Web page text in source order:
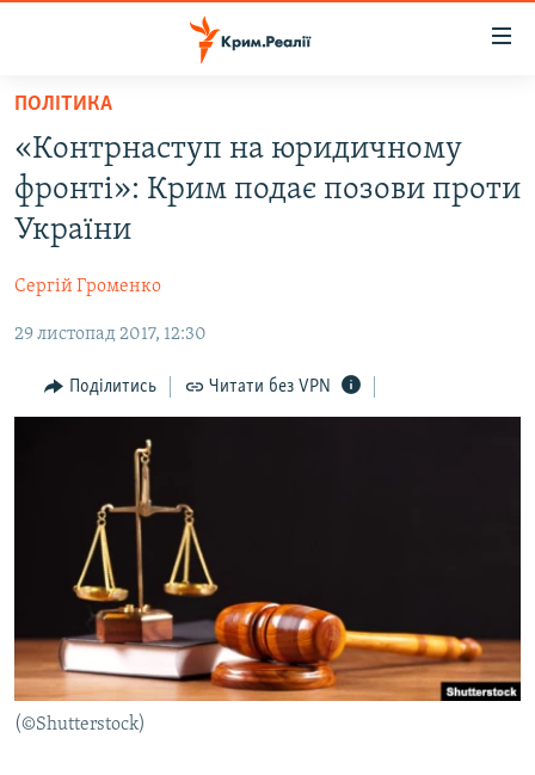
Перейти
основного
матеріалу
Перейти
до
основної
навігації
Перейти
пошуку
ВОДА.КРИМ
ВІДЕО ТА ФОТО
БЛОГИ
ПОГЛЯД
ІНТЕРВ'Ю
СПЕЦПРОЕКТИ
ДЕПОРТАЦІЯ
ВІДЕОУРОКИ «ELIFBE»
СВІДЧЕННЯ ОКУПАЦІЇ
УКРАЇНСЬКА ПРОБЛЕМА КРИМУ
ІНФОГРАФІКА
ЯК ОБІЙТИ БЛОКУВАННЯ
Русский
Qırımtatar
ДОЛУЧАЙСЯ!
ПОЛІТИКА
«Контрнаступ на юридичному
фронті»: Крим подає позови проти
України
Сергій Громенко
29 листопад 2017, 12:30
Поділитись Читати без VPN
(©Shutterstock)